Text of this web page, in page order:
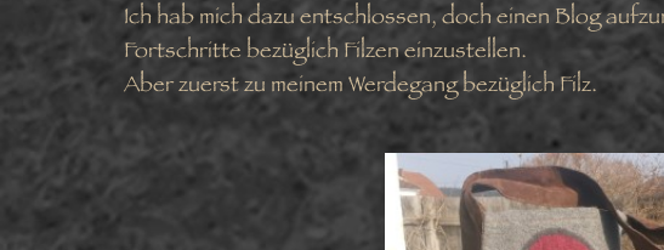
Ich hab mich dazu entschlossen, doch einen Blog
Fortschritte bezüglich Filzen einzustellen.
Aber zuerst zu meinem Werdegang bezüglich Filz.